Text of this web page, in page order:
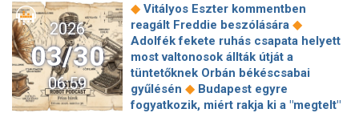
TECH HÍREK
FILM-ZENE-SZÓRAKOZÁS
PLAYLIST
2026
03/30
06:59
◆ Vitályos Eszter kommentben
reagált Freddie beszólására ◆
Adolfék fekete ruhás csapata helyett
most valtonosok állták útját a
tüntetőknek Orbán békéscsabai
gyűlésén ◆ Budapest egyre
fogyatkozik, miért rakja ki a "megtelt"